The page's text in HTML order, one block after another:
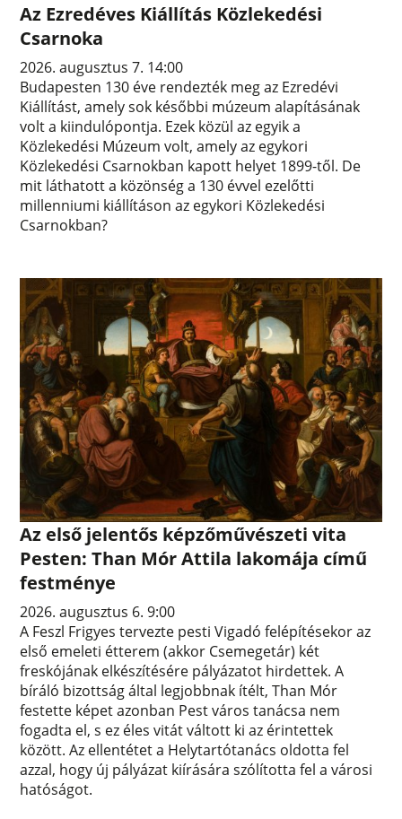
Az Ezredéves Kiállítás Közlekedési
Csarnoka
2026. augusztus 7. 14:00
Budapesten 130 éve rendezték meg az Ezredévi
Kiállítást, amely sok későbbi múzeum alapításának
volt a kiindulópontja. Ezek közül az egyik a
Közlekedési Múzeum volt, amely az egykori
Közlekedési Csarnokban kapott helyet 1899-től. De
mit láthatott a közönség a 130 évvel ezelőtti
millenniumi kiállításon az egykori Közlekedési
Csarnokban?
Az első jelentős képzőművészeti vita
Pesten: Than Mór Attila lakomája című
festménye
2026. augusztus 6. 9:00
A Feszl Frigyes tervezte pesti Vigadó felépítésekor az
első emeleti étterem (akkor Csemegetár) két
freskójának elkészítésére pályázatot hirdettek. A
bíráló bizottság által legjobbnak ítélt, Than Mór
festette képet azonban Pest város tanácsa nem
fogadta el, s ez éles vitát váltott ki az érintettek
között. Az ellentétet a Helytartótanács oldotta fel
azzal, hogy új pályázat kiírására szólította fel a városi
hatóságot.